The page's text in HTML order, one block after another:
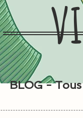
BLOG -